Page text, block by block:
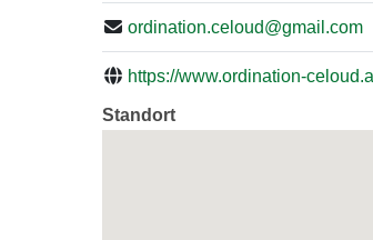
ordination.celoud@gmail.com
https://www.ordination-
Standort